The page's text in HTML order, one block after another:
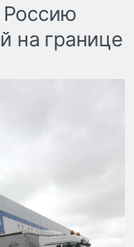
Россию
на границе